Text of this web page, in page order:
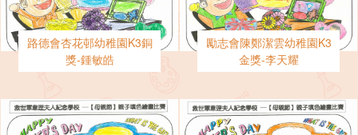
路德會杏花邨幼稚園K3銅
獎-鍾敏皓
勵志會陳鄭潔雲幼稚園K3
金獎-李天耀